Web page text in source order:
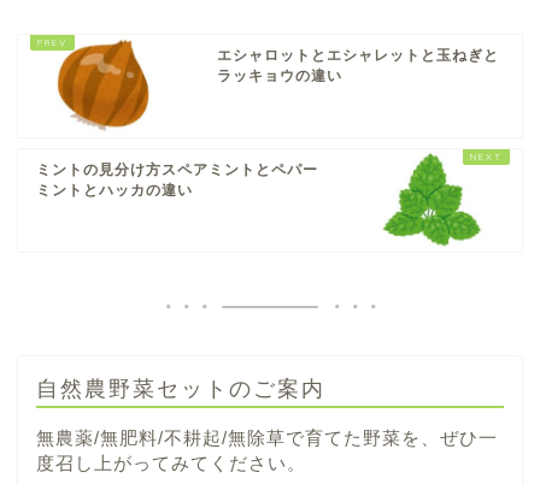
エシャロットとエシャレットと玉ねぎと
ラッキョウの違い
ミントの見分け方スペアミントとペパー
ミントとハッカの違い
自然農野菜セットのご案内
無農薬/無肥料/不耕起/無除草で育てた野菜を、ぜひ一
度召し上がってみてください。